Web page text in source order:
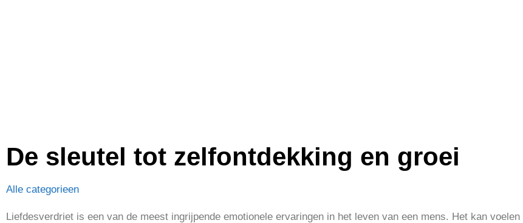
De sleutel tot zelfontdekking en groei
Alle categorieen
Liefdesverdriet is een van de meest ingrijpende emotionele ervaringen in het leven van een mens. Het kan